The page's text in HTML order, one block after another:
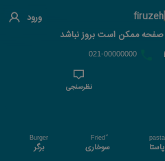
ورود
ممکن است بروز نباشد
021-00000000
نظرسنجی
pasta
پاستا سوخاری
Burger
برگر